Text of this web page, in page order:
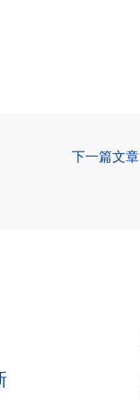
下一篇文章